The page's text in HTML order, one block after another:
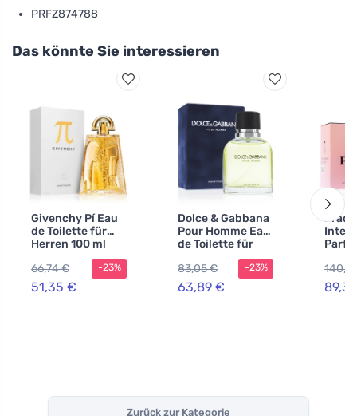
PRFZ874788
Das könnte Sie interessieren
Givenchy Pí Eau
de Toilette für
Herren 100 ml
66,74 €
51,35 €
-23%
Dolce & Gabbana
Pour Homme Eau
de Toilette für
Herren 200 ml
83,05 €
63,89 €
-23%
Zurück zur Kategorie